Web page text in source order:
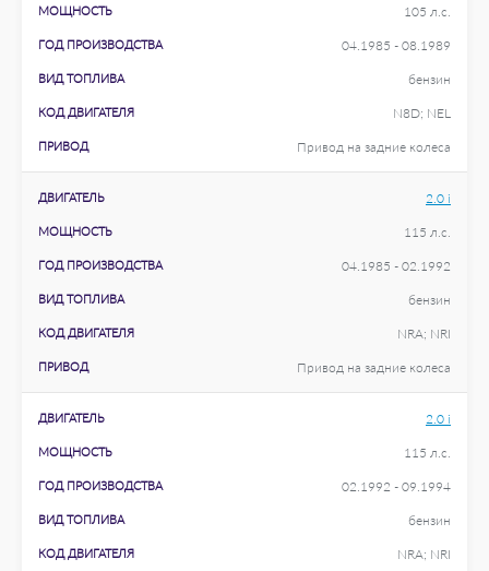
МОЩНОСТЬ 105 л.с.
ГОД ПРОИЗВОДСТВА 04.1985 - 08.1989
ВИД ТОПЛИВА бензин
КОД ДВИГАТЕЛЯ N8D; NEL
ПРИВОД Привод на задние колеса
ДВИГАТЕЛЬ 2.0 i
МОЩНОСТЬ 115 л.с.
ГОД ПРОИЗВОДСТВА 04.1985 - 02.1992
ВИД ТОПЛИВА бензин
КОД ДВИГАТЕЛЯ NRA; NRI
ПРИВОД Привод на задние колеса
ДВИГАТЕЛЬ 2.0 i
МОЩНОСТЬ 115 л.с.
ГОД ПРОИЗВОДСТВА 02.1992 - 09.1994
ВИД ТОПЛИВА бензин
КОД ДВИГАТЕЛЯ NRA; NRI